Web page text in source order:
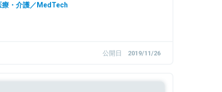
療・介護／MedTech
公開日 2019/11/26